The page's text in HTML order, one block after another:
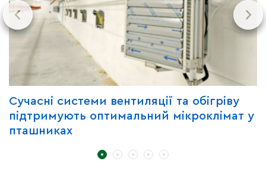
Сучасні системи вентиляції та обігріву
підтримують оптимальний мікроклімат у
пташниках